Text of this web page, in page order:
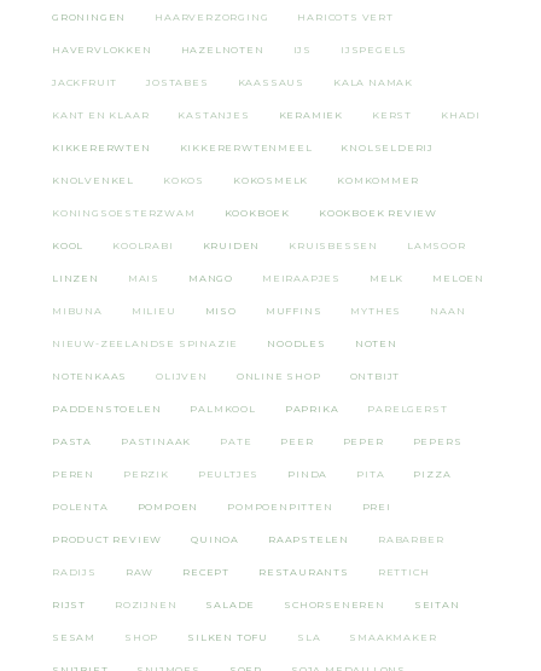
GRONINGEN HAARVERZORGING HARICOTS VERT
HAVERVLOKKEN HAZELNOTEN IJS IJSPEGELS
JACKFRUIT JOSTABES KAASSAUS KALA NAMAK
KANT EN KLAAR KASTANJES KERAMIEK KERST KHADI
KIKKERERWTEN KIKKERERWTENMEEL KNOLSELDERIJ
KNOLVENKEL KOKOS KOKOSMELK KOMKOMMER
KONINGSOESTERZWAM KOOKBOEK KOOKBOEK REVIEW
KOOL KOOLRABI KRUIDEN KRUISBESSEN LAMSOOR
LINZEN MAIS MANGO MEIRAAPJES MELK MELOEN
MIBUNA MILIEU MISO MUFFINS MYTHES NAAN
NIEUW-ZEELANDSE SPINAZIE NOODLES NOTEN
NOTENKAAS OLIJVEN ONLINE SHOP ONTBIJT
PADDENSTOELEN PALMKOOL PAPRIKA PARELGERST
PASTA PASTINAAK PATE PEER PEPER PEPERS
PEREN PERZIK PEULTJES PINDA PITA PIZZA
POLENTA POMPOEN POMPOENPITTEN PREI
PRODUCT REVIEW QUINOA RAAPSTELEN RABARBER
RADIJS RAW RECEPT RESTAURANTS RETTICH
RIJST ROZIJNEN SALADE SCHORSENEREN SEITAN
SESAM SHOP SILKEN TOFU SLA SMAAKMAKER